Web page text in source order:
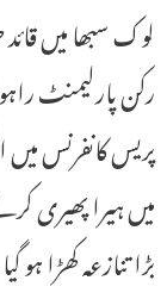
لوک سبھا میں
پریس کانفرنس
میں ہیرا پھیری
بڑا تنازعہ کھڑا ہو